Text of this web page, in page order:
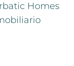
Homes